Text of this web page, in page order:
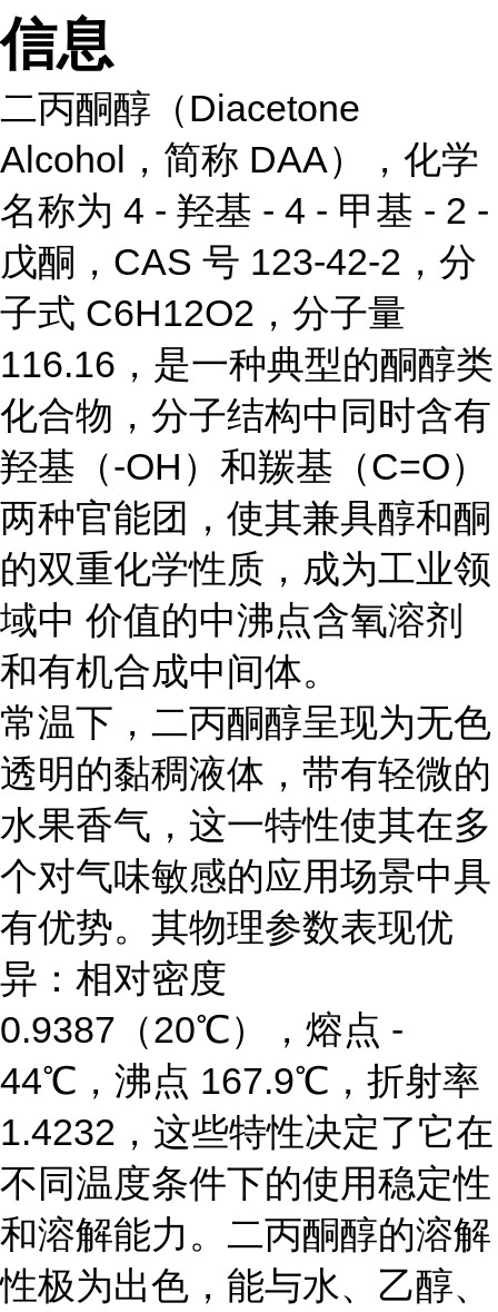
信息
二丙酮醇（Diacetone
Alcohol，简称 DAA），化学
名称为 4 - 羟基 - 4 - 甲基 - 2 -
戊酮，CAS 号 123-42-2，分
子式 C6H12O2，分子量
116.16，是一种典型的酮醇类
化合物，分子结构中同时含有
羟基（-OH）和羰基（C=O）
两种官能团，使其兼具醇和酮
的双重化学性质，成为工业领
域中 价值的中沸点含氧溶剂
和有机合成中间体。
常温下，二丙酮醇呈现为无色
透明的黏稠液体，带有轻微的
水果香气，这一特性使其在多
个对气味敏感的应用场景中具
有优势。其物理参数表现优
异：相对密度
0.9387（20℃），熔点 -
44℃，沸点 167.9℃，折射率
1.4232，这些特性决定了它在
不同温度条件下的使用稳定性
和溶解能力。二丙酮醇的溶解
性极为出色，能与水、乙醇、